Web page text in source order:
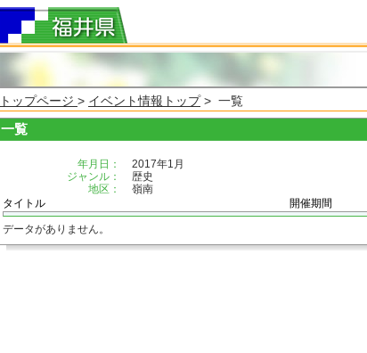
トップページ > イベント情報トップ> 一覧
一覧
年月日：
2017年1月
ジャンル：
歴史
地区：
嶺南
タイトル
開催期間
データがありません。